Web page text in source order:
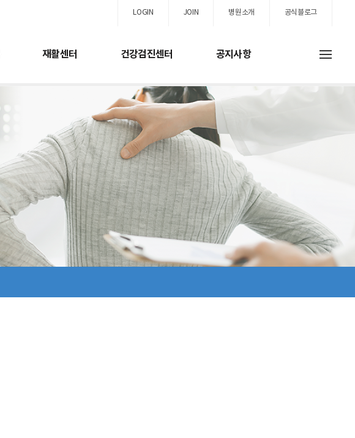
LOGIN JOIN 병원소개 공식블로그
재활센터 건강검진센터 공지사항
건강검진센터
건강검진
위/대장내시경
근골격계검진
근전도검사
고객지원
공지사항
병원행사
사회복지실
유익한정보